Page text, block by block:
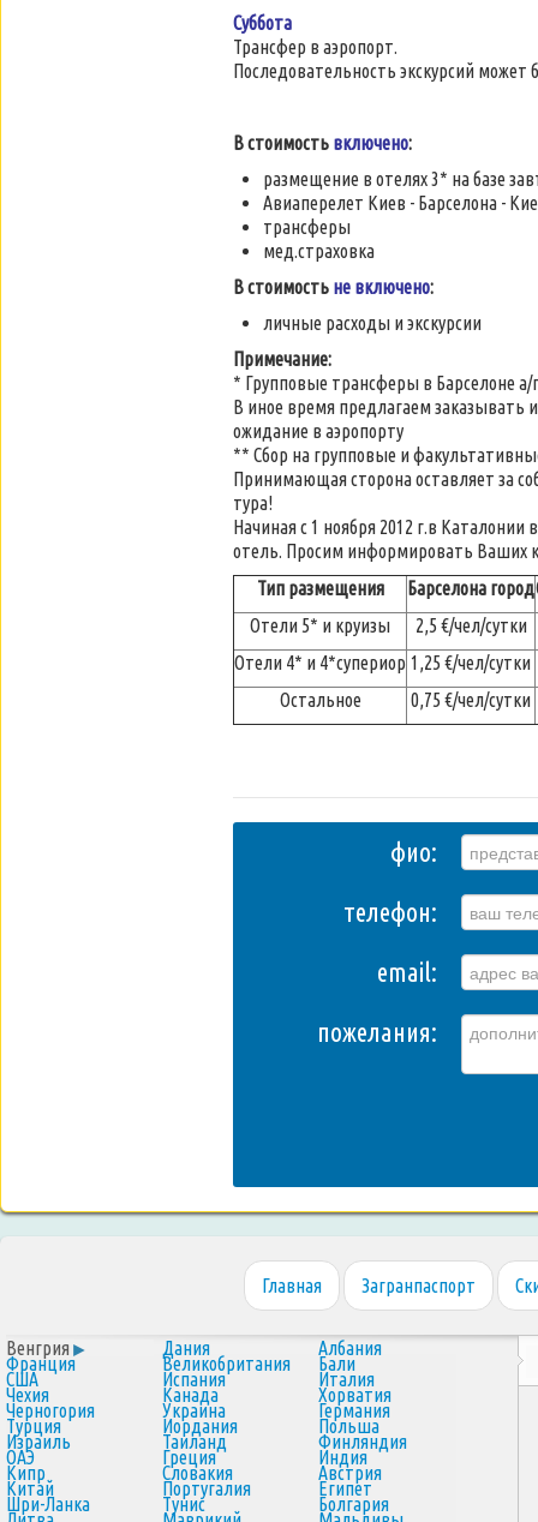
Суббота
Трансфер в аэропорт.
Последовательность экскурсий может
В стоимость включено:
размещение в отелях 3* на базе
Авиаперелет Киев - Барселона -
трансферы
мед.страховка
В стоимость не включено:
личные расходы и экскурсии
Примечание:
* Групповые трансферы в Барселоне
В иное время предлагаем заказывать
ожидание в аэропорту
** Сбор на групповые и
Принимающая сторона оставляет за
тура!
Начиная с 1 ноября 2012 г.в
отель. Просим информировать Ваших
Тип размещения
Барселона город
Отели 5* и круизы
2,5 €/чел/сутки
Отели 4* и 4*супериор 1,25 €/чел/сутки
Остальное
0,75 €/чел/сутки
фио:
телефон:
email:
пожелания:
Главная Загранпаспорт
Венгрия Дания Албания
Франция Великобритания Бали
США Испания Италия
Чехия Канада Хорватия
Черногория Украина Германия
Турция Иордания Польша
Израиль Таиланд Финляндия
ОАЭ Греция Индия
Кипр Словакия Австрия
Китай Португалия Египет
Шри-Ланка Тунис Болгария